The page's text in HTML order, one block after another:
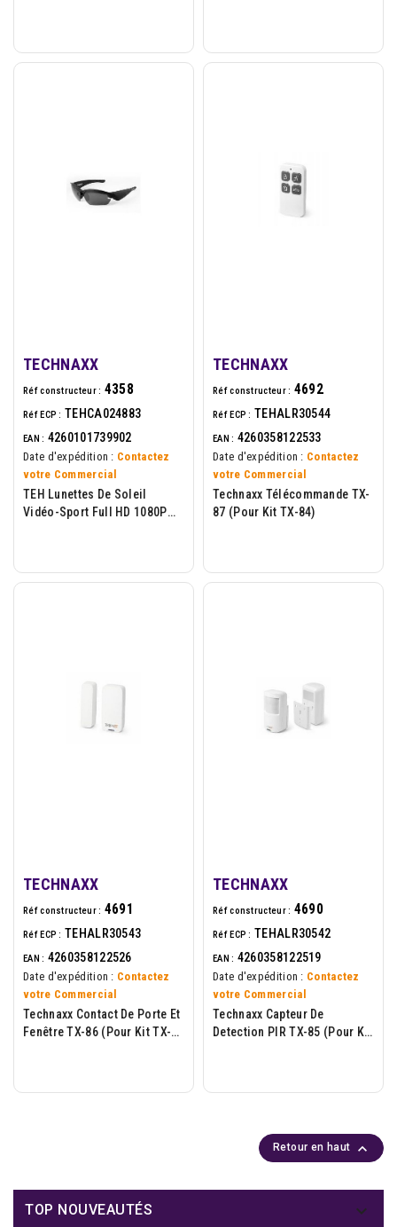
TECHNAXX
Réf constructeur : 4358
Réf ECP : TEHCA024883
EAN : 4260101739902
Date d'expédition : Contactez
votre Commercial
TEH Lunettes De Soleil
Vidéo-Sport Full HD 1080P
TECHNAXX
Réf constructeur : 4692
Réf ECP : TEHALR30544
EAN : 4260358122533
Date d'expédition : Contactez
votre Commercial
Technaxx Télécommande TX-
87 (pour Kit TX-84)
TECHNAXX
Réf constructeur : 4691
Réf ECP : TEHALR30543
EAN : 4260358122526
Date d'expédition : Contactez
votre Commercial
Technaxx Contact De Porte Et
Fenêtre TX-86 (pour Kit TX-
TECHNAXX
Réf constructeur : 4690
Réf ECP : TEHALR30542
EAN : 4260358122519
Date d'expédition : Contactez
votre Commercial
Technaxx Capteur De
Detection PIR TX-85 (pour Kit
Retour en haut 
TOP NOUVEAUTÉS 